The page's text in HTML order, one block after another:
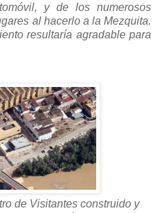
y de los numerosos
al hacerlo a la Mezquita.
resultaría agradable para
de Visitantes construido y